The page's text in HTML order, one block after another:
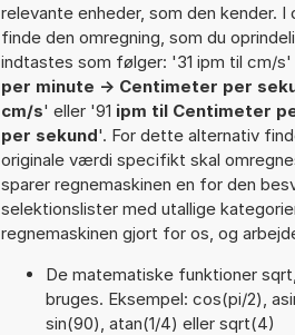
relevante enheder, som den kender.
finde den omregning, som du
indtastes som følger: '31 ipm til cm/
per minute -> Centimeter per
cm/s' eller '91 ipm til Centimeter
per sekund'. For dette alternativ
originale værdi specifikt skal
sparer regnemaskinen en for den
selektionslister med utallige
regnemaskinen gjort for os, og
De matematiske funktioner
bruges. Eksempel: cos(pi/2),
sin(90), atan(1/4) eller sqrt(4)